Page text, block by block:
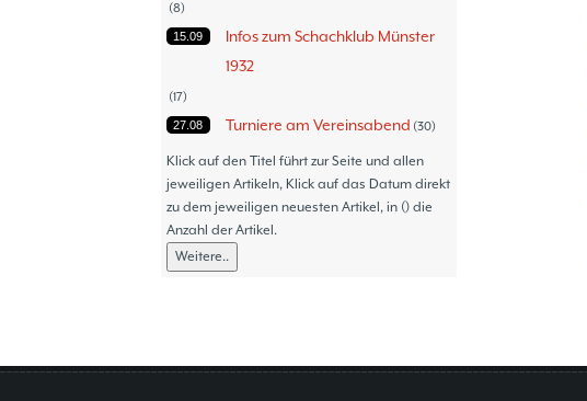
8
15.09
Infos zum Schachklub Münster
1932
17
27.08 Turniere am Vereinsabend 30
30.06 Turniere 47
08.06 Thommy´s Isolani 57
05.06 Schach - Wo wir aktiv sind! 18
11.05 Bezirksturniere
05.05 Frauenmannschaft
14
Klick auf den Titel führt zur Seite und allen
jeweiligen Artikeln, Klick auf das Datum direkt
zu dem jeweiligen neuesten Artikel, in () die
Anzahl der Artikel.
Weitere..